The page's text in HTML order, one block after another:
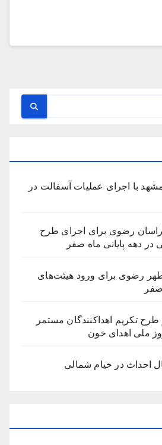
با اجرای عملیات آسفالت در
رضوی برای اجرای طرح
در دهه پایانی ماه صفر
رضوی برای ورود هیئت‌های
طرح تکریم اهداکنندگان مستمر
ملی اهدای خون
احداث در خیام شمالی